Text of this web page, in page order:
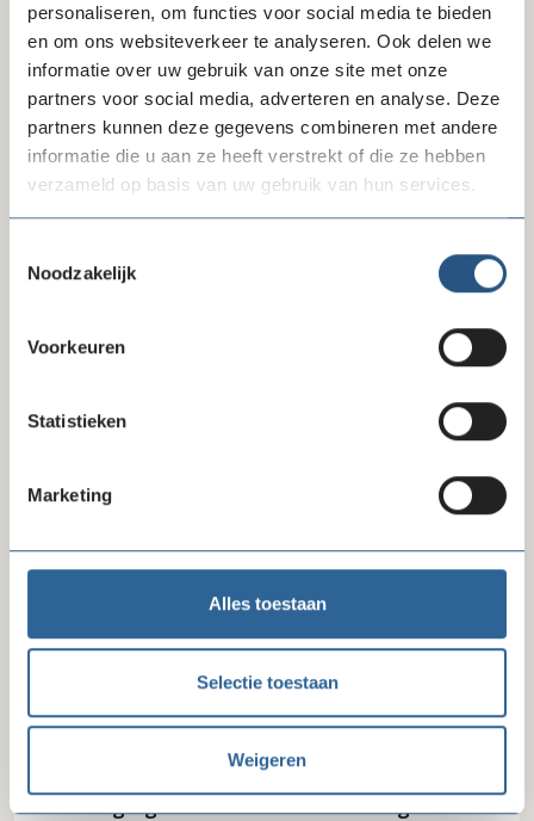
personaliseren, om functies voor social media te bieden
en om ons websiteverkeer te analyseren. Ook delen we
informatie over uw gebruik van onze site met onze
partners voor social media, adverteren en analyse. Deze
partners kunnen deze gegevens combineren met andere
informatie die u aan ze heeft verstrekt of die ze hebben
verzameld op basis van uw gebruik van hun services.
Noodzakelijk
Voorkeuren
Statistieken
Marketing
Alles toestaan
Selectie toestaan
Weigeren
Laatste nieuws
Reactie FD-artikel gegevensverzameling
Beëindiging convenant na invoering recht